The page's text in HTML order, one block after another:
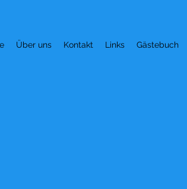
Über uns Kontakt Links Gästebuch